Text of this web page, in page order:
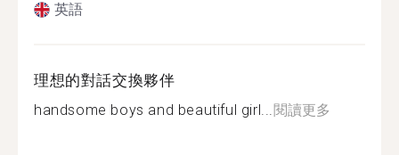
英語
理想的對話交換夥伴
handsome boys and beautiful girl...閱讀更多